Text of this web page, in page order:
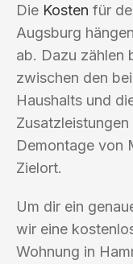
Die Kosten für
Augsburg
ab. Dazu zählen
zwischen den
Haushalts und
Demontage von
Zielort.
Um dir ein
wir eine
Wohnung in